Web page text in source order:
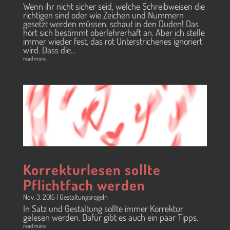
Wenn ihr nicht sicher seid, welche Schreibweisen die
richtigen sind oder wie Zeichen und Nummern
gesetzt werden müssen, schaut in den Duden! Das
hört sich bestimmt oberlehrerhaft an. Aber ich stelle
immer wieder fest, das rot Unterstrichenes ignoriert
wird. Dass die...
read more
Korrekturlesen sollte
Pflichtfach werden
Nov. 3, 2015| Gestaltungsregeln
In Satz und Gestaltung sollte immer Korrektur
gelesen werden. Dafür gibt es auch ein paar Tipps.
read more